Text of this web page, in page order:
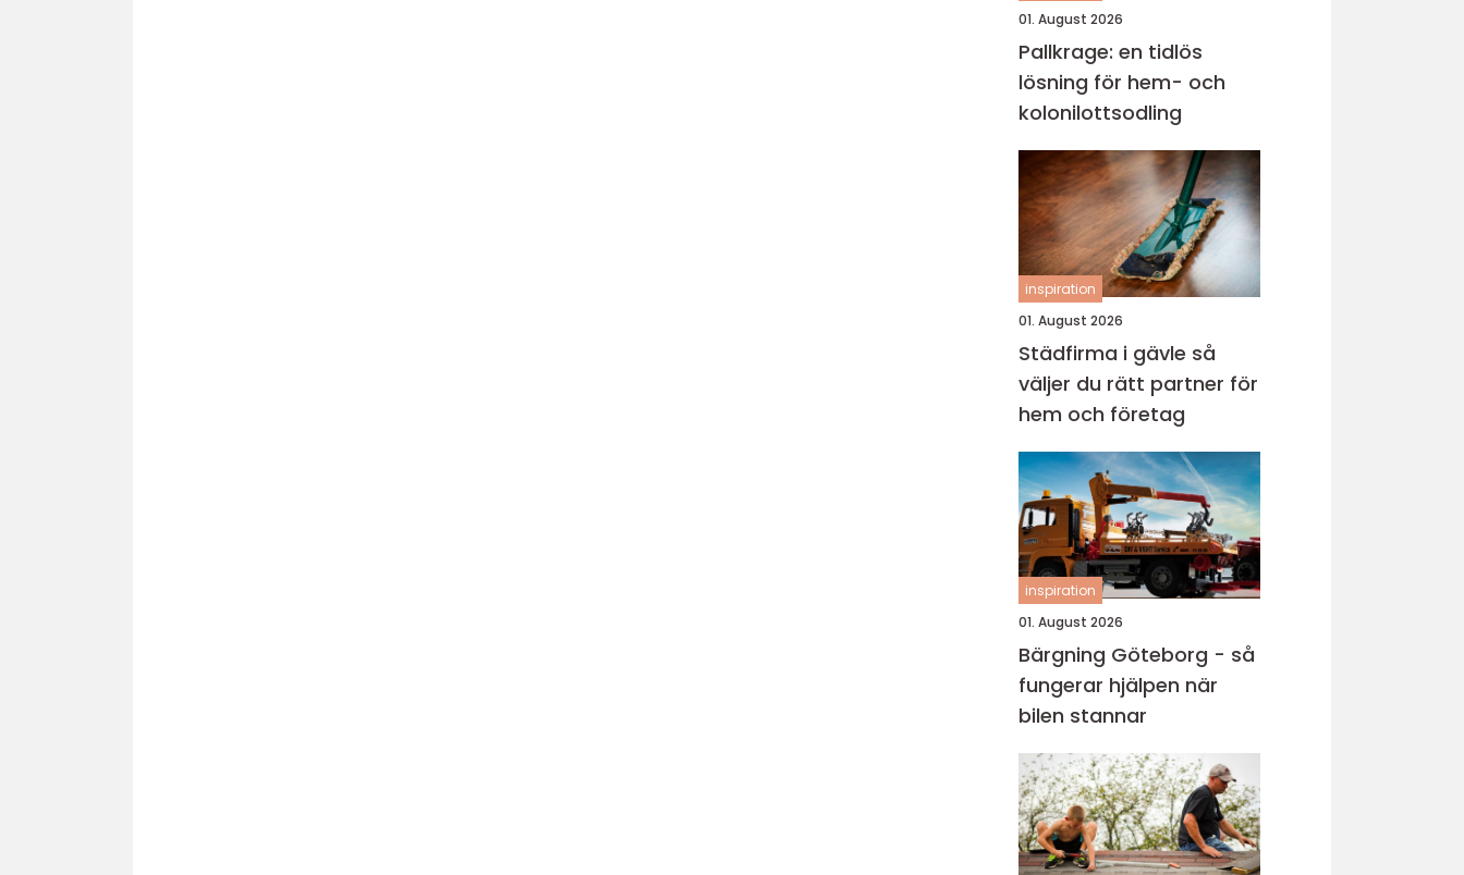
01. August 2026
Pallkrage: en tidlös
lösning för hem- och
kolonilottsodling
inspiration
01. August 2026
Städfirma i gävle så
väljer du rätt partner för
hem och företag
inspiration
01. August 2026
Bärgning Göteborg - så
fungerar hjälpen när
bilen stannar